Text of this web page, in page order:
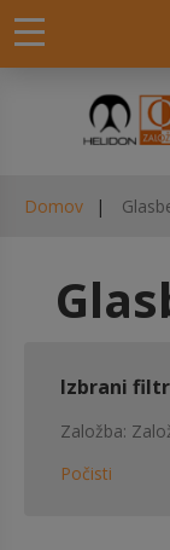
Domov
Izbrani
Založba
Počisti